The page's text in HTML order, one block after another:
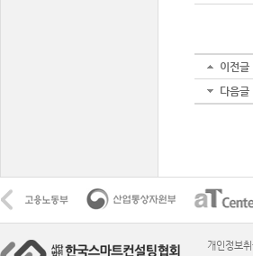
이전글
다음글
개인정보